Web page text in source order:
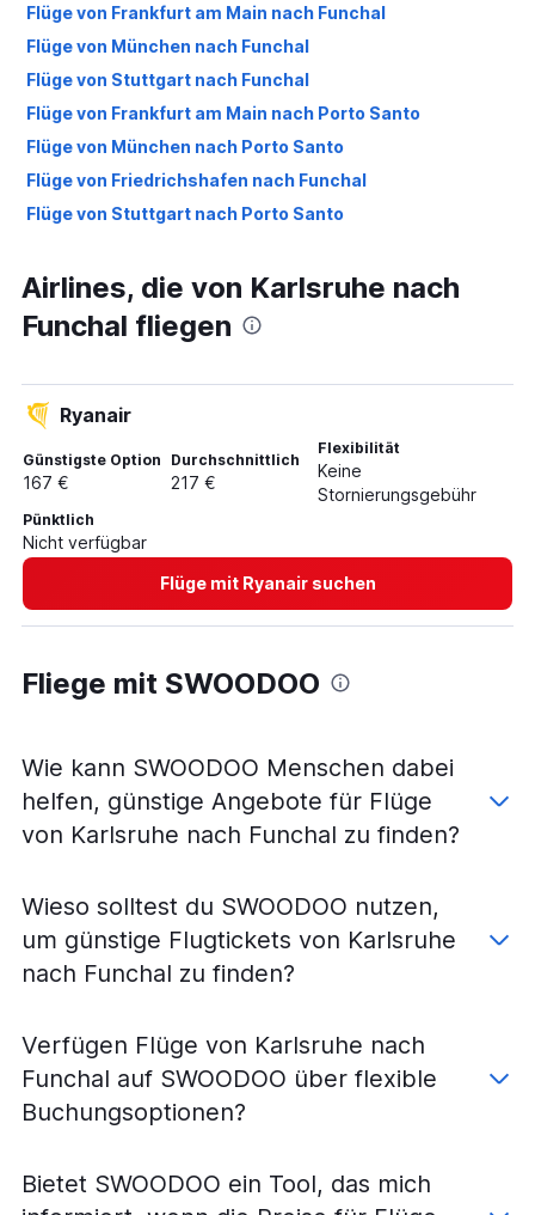
Flüge von Frankfurt am Main nach Funchal
Flüge von München nach Funchal
Flüge von Stuttgart nach Funchal
Flüge von Frankfurt am Main nach Porto Santo
Flüge von München nach Porto Santo
Flüge von Friedrichshafen nach Funchal
Flüge von Stuttgart nach Porto Santo
Airlines, die von Karlsruhe nach
Funchal fliegen
Ryanair
Günstigste Option
167 €
Durchschnittlich
217 €
Flexibilität
Keine
Stornierungsgebühr
Pünktlich
Nicht verfügbar
Flüge mit Ryanair suchen
Fliege mit SWOODOO
Wie kann SWOODOO Menschen dabei
helfen, günstige Angebote für Flüge
von Karlsruhe nach Funchal zu finden?
Wieso solltest du SWOODOO nutzen,
um günstige Flugtickets von Karlsruhe
nach Funchal zu finden?
Verfügen Flüge von Karlsruhe nach
Funchal auf SWOODOO über flexible
Buchungsoptionen?
Bietet SWOODOO ein Tool, das mich